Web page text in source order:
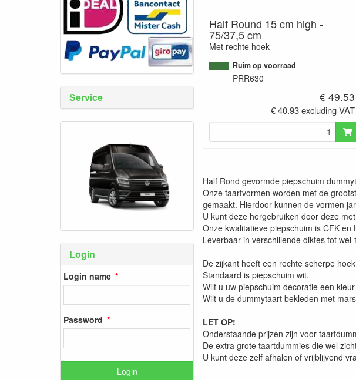
Service
Login
Login name
Password
Login
Half Round 15 cm high -
75/37,5 cm
Met rechte hoek
Ruim op voorraad
PRR630
€ 49.53
€ 40.93 excluding VAT
Half Rond gevormde piepschuim
Onze taartvormen worden met de
gemaakt. Hierdoor kunnen de vormen
U kunt deze hergebruiken door deze
Onze kwalitatieve piepschuim is CFK
Leverbaar in verschillende diktes tot wel
De zijkant heeft een rechte scherpe
Standaard is piepschuim wit.
Wilt u uw piepschuim decoratie een
Wilt u de dummytaart bekleden met
LET OP!
Onderstaande prijzen zijn voor
De extra grote taartdummies die wel
U kunt deze zelf afhalen of vrijblijvend